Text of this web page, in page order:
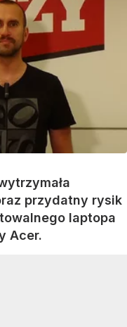
przydatny rysik
laptopa
Acer.